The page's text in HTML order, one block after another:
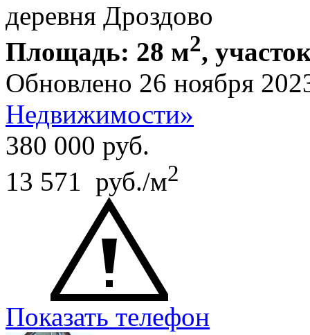
деревня Дроздово
Площадь: 28 м2,
Обновлено 26 ноября
Недвижимости»
380 000 руб.
13 571 руб./м2
Показать телефон